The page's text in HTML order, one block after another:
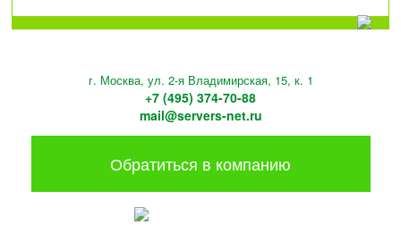
г. Москва, ул. 2-я Владимирская, 15, к. 1
+7 (495) 374-70-88
mail@servers-net.ru
Обратиться в компанию